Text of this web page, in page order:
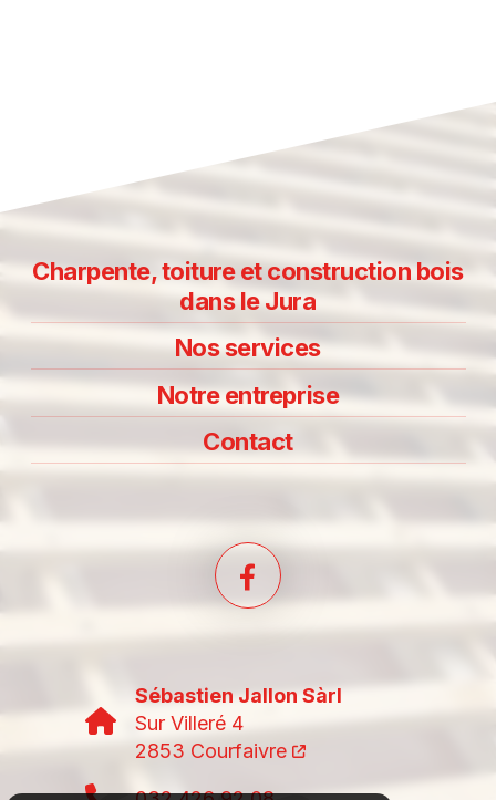
Charpente, toiture et construction bois
dans le Jura
Nos services
Notre entreprise
Contact
Sébastien Jallon Sàrl
Sur Villeré 4
2853 Courfaivre